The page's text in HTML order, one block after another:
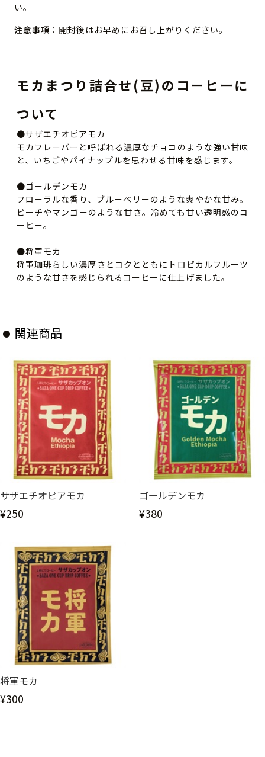
い。
注意事項 ：開封後はお早めにお召し上がりください。
モカまつり詰合せ(豆)のコーヒーに
ついて
●サザエチオピアモカ
モカフレーバーと呼ばれる濃厚なチョコのような強い甘味
と、いちごやパイナップルを思わせる甘味を感じます。
●ゴールデンモカ
フローラルな香り、ブルーベリーのような爽やかな甘み。
ピーチやマンゴーのような甘さ。冷めても甘い透明感のコ
ーヒー。
●将軍モカ
将軍珈琲らしい濃厚さとコクとともにトロピカルフルーツ
のような甘さを感じられるコーヒーに仕上げました。
関連商品
サザエチオピアモカ
¥250
ゴールデンモカ
¥380
将軍モカ
¥300